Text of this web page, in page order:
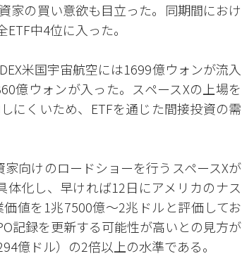
家の買い意欲も目立った。同期間におけ
中4位に入った。
米国宇宙航空には1699億ウォンが流入
億ウォンが入った。スペースXの上場を
にくいため、ETFを通じた間接投資の需
向けのロードショーを行うスペースXが
化し、早ければ12日にアメリカのナス
値を1兆7500億～2兆ドルと評価してお
記録を更新する可能性が高いとの見方が
億ドル）の2倍以上の水準である。